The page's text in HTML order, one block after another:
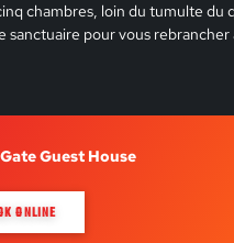
chambres, loin du tumulte du
sanctuaire pour vous rebrancher
Guest House
ONLINE